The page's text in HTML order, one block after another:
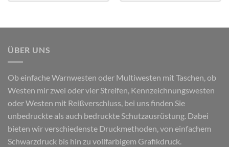
ÜBER UNS
Ob einfache Warnwesten oder Multiwesten mit Taschen, ob
Westen mir zwei oder vier Streifen, Kennzeichnungswesten
oder Westen mit Reißverschluss, bei uns finden Sie
unbedruckte als auch bedruckte Schutzausrüstung. Dabei
bieten wir verschiedenste Druckmethoden, von einfachem
Schwarzdruck bis hin zu vollfarbigem Grafikdruck.